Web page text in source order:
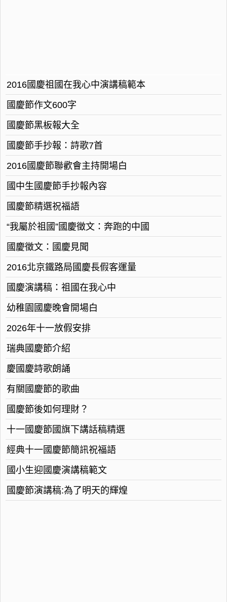
2016國慶祖國在我心中演講稿範本
國慶節作文600字
國慶節黑板報大全
國慶節手抄報：詩歌7首
2016國慶節聯歡會主持開場白
國中生國慶節手抄報內容
國慶節精選祝福語
“我屬於祖國”國慶徵文：奔跑的中國
國慶徵文：國慶見聞
2016北京鐵路局國慶長假客運量
國慶演講稿：祖國在我心中
幼稚園國慶晚會開場白
2026年十一放假安排
瑞典國慶節介紹
慶國慶詩歌朗誦
有關國慶節的歌曲
國慶節後如何理財？
十一國慶節國旗下講話稿精選
經典十一國慶節簡訊祝福語
國小生迎國慶演講稿範文
國慶節演講稿:為了明天的輝煌